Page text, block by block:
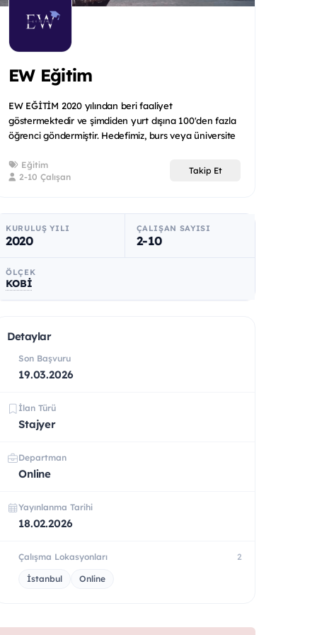
EW Eğitim
EW EĞİTİM 2020 yılından beri faaliyet
göstermektedir ve şimdiden yurt dışına 100'den fazla
öğrenci göndermiştir. Hedefimiz, burs veya üniversite
Eğitim
2-10 Çalışan
Takip Et
KURULUŞ YILI
2020
ÇALIŞAN SAYISI
2-10
ÖLÇEK
KOBİ
Detaylar
Son Başvuru
19.03.2026
İlan Türü
Stajyer
Departman
Online
Yayınlanma Tarihi
18.02.2026
Çalışma Lokasyonları 2
İstanbul Online